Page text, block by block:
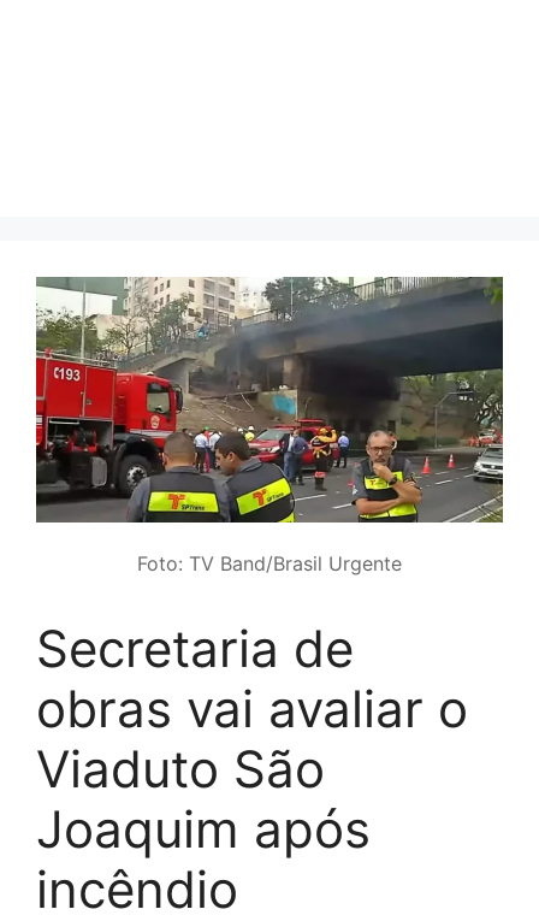
Foto: TV Band/Brasil Urgente
Secretaria de
obras vai avaliar o
Viaduto São
Joaquim após
incêndio